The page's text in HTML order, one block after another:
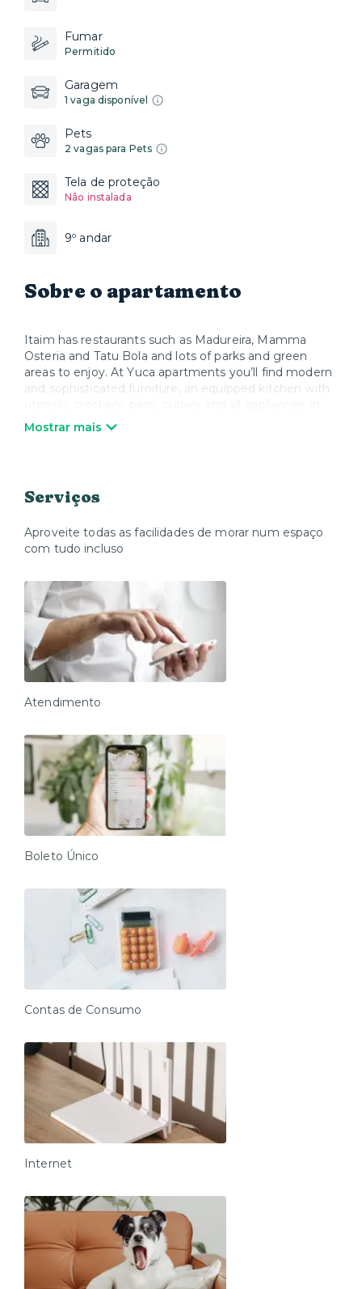
Fumar
Permitido
Garagem
1 vaga disponível
Pets
2 vagas para Pets
Tela de proteção
Não instalada
9º andar
Sobre o apartamento
Itaim has restaurants such as Madureira, Mamma
Osteria and Tatu Bola and lots of parks and green
areas to enjoy. At Yuca apartments you’ll find modern
and sophisticated furniture, an equipped kitchen with
addition to Smart TV and Wi-Fi. When you wish to
Mostrar mais
Serviços
Aproveite todas as facilidades de morar num espaço
com tudo incluso
Atendimento
Boleto Único
Contas de Consumo
Internet